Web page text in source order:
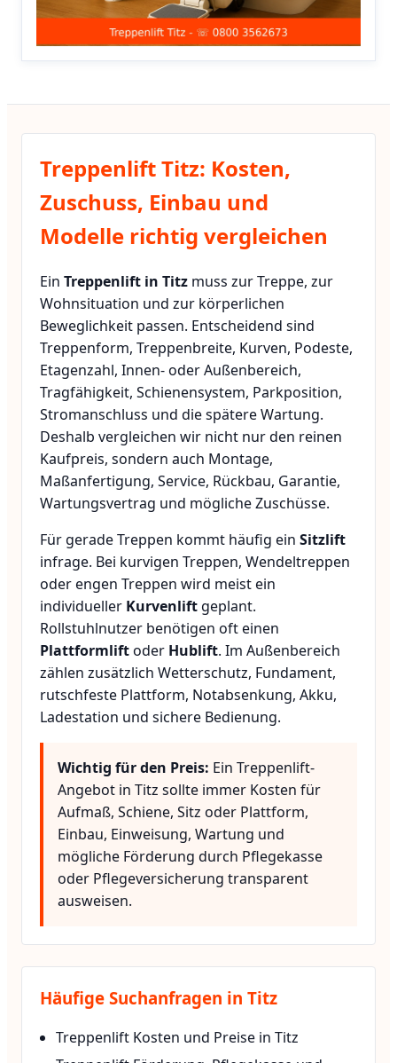
Treppenlift Titz: Kosten,
Zuschuss, Einbau und
Modelle richtig vergleichen
Ein Treppenlift in Titz muss zur Treppe, zur
Wohnsituation und zur körperlichen
Beweglichkeit passen. Entscheidend sind
Treppenform, Treppenbreite, Kurven, Podeste,
Etagenzahl, Innen- oder Außenbereich,
Tragfähigkeit, Schienensystem, Parkposition,
Stromanschluss und die spätere Wartung.
Deshalb vergleichen wir nicht nur den reinen
Kaufpreis, sondern auch Montage,
Maßanfertigung, Service, Rückbau, Garantie,
Wartungsvertrag und mögliche Zuschüsse.
Für gerade Treppen kommt häufig ein Sitzlift
infrage. Bei kurvigen Treppen, Wendeltreppen
oder engen Treppen wird meist ein
individueller Kurvenlift geplant.
Rollstuhlnutzer benötigen oft einen
Plattformliftoder Hublift. Im Außenbereich
zählen zusätzlich Wetterschutz, Fundament,
rutschfeste Plattform, Notabsenkung, Akku,
Ladestation und sichere Bedienung.
Wichtig für den Preis: Ein Treppenlift-
Angebot in Titz sollte immer Kosten für
Aufmaß, Schiene, Sitz oder Plattform,
Einbau, Einweisung, Wartung und
mögliche Förderung durch Pflegekasse
oder Pflegeversicherung transparent
ausweisen.
Häufige Suchanfragen in Titz
Treppenlift Kosten und Preise in Titz